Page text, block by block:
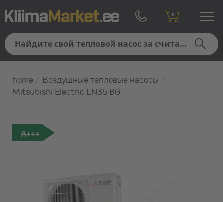
0
home / Воздушные тепловые насосы /
Mitsubishi Electric LN35 BG
A+++